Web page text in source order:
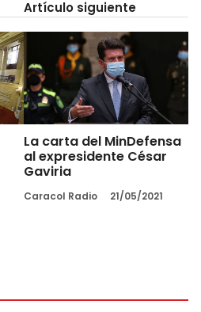
Artículo siguiente
La carta del MinDefensa
al expresidente César
Gaviria
Caracol Radio 21/05/2021